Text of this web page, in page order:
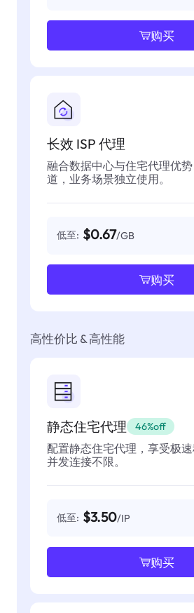
购买
长效 ISP 代理
融合数据中心与住宅代理优势
道，业务场景独立使用。
低至: $0.67/GB
购买
高性价比 & 高性能
静态住宅代理 46%off
配置静态住宅代理，享受极
并发连接不限。
低至: $3.50/IP
购买